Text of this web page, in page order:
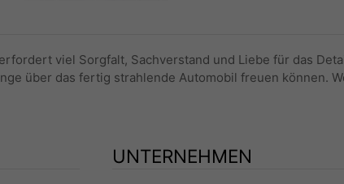
viel Sorgfalt, Sachverstand und Liebe für das
über das fertig strahlende Automobil freuen können.
UNTERNEHMEN